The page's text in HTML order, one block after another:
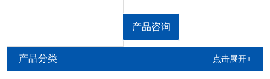
量器，按体积定量量取液体，量度一
定体积液体的量器之一。
产品咨询
产品分类 点击展开+